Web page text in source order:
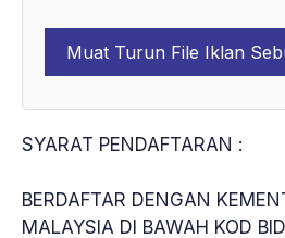
Muat Turun File Iklan
SYARAT PENDAFTARAN :
BERDAFTAR DENGAN
MALAYSIA DI BAWAH KOD